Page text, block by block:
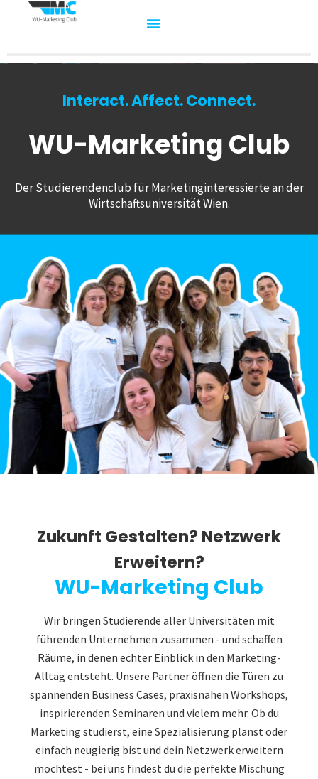
Interact. Affect. Connect.
WU-Marketing Club
Der Studierendenclub für Marketinginteressierte an der
Wirtschaftsuniversität Wien.
Zukunft Gestalten? Netzwerk
Erweitern?
WU-Marketing Club
Wir bringen Studierende aller Universitäten mit
führenden Unternehmen zusammen - und schaffen
Räume, in denen echter Einblick in den Marketing-
Alltag entsteht. Unsere Partner öffnen die Türen zu
spannenden Business Cases, praxisnahen Workshops,
inspirierenden Seminaren und vielem mehr. Ob du
Marketing studierst, eine Spezialisierung planst oder
einfach neugierig bist und dein Netzwerk erweitern
möchtest - bei uns findest du die perfekte Mischung